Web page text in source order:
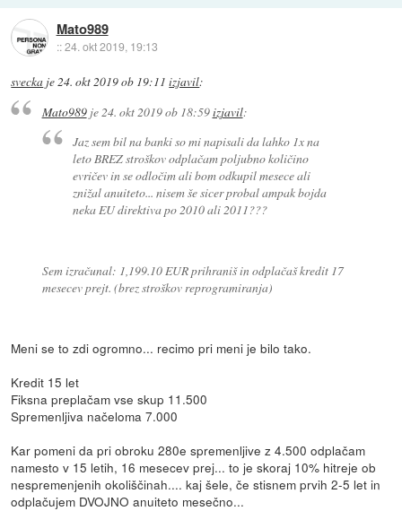
Mato989
::24. okt 2019, 19:13
svecka je24. okt 2019 ob 19:11 izjavil:
Mato989je24. okt 2019 ob 18:59izjavil:
Jaz sem bil na banki so mi napisali da lahko 1x na
leto BREZ stroškov odplačam poljubno količino
evričev in se odločim ali bom odkupil mesece ali
znižal anuiteto... nisem še sicer probal ampak bojda
neka EU direktiva po 2010 ali 2011???
Sem izračunal: 1,199.10 EUR prihraniš in odplačaš kredit 17
mesecev prejt. (brez stroškov reprogramiranja)
Meni se to zdi ogromno... recimo pri meni je bilo tako.
Kredit 15 let
Fiksna preplačam vse skup 11.500
Spremenljiva načeloma 7.000
Kar pomeni da pri obroku 280e spremenljive z 4.500 odplačam
namesto v 15 letih, 16 mesecev prej... to je skoraj 10% hitreje ob
nespremenjenih okoliščinah.... kaj šele, če stisnem prvih 2-5 let in
odplačujem DVOJNO anuiteto mesečno...